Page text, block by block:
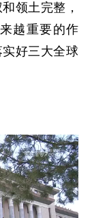
领土完整，
越重要的作
好三大全球